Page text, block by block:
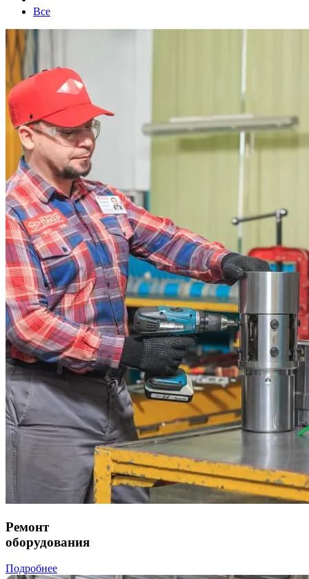
Все
Ремонт
оборудования
Подробнее